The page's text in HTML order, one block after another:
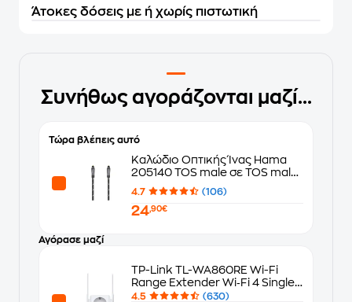
Άτοκες δόσεις με ή χωρίς πιστωτική
Συνήθως αγοράζονται μαζί...
Τώρα βλέπεις αυτό
Καλώδιο Οπτικής Ίνας Hama
205140 TOS male σε TOS male
- 3m
4.7 (106)
24,90€
Αγόρασε μαζί
TP-Link TL-WA860RE Wi-Fi
Range Extender Wi‑Fi 4 Single
Band (2.4 GHz) 300 Mbps
4.5
(630)